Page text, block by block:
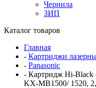
Чернила
ЗИП
Каталог товаров
Главная
- Картриджи
- Panasonic
- Картридж Hi-Black
KX-MB1500/ 1520,